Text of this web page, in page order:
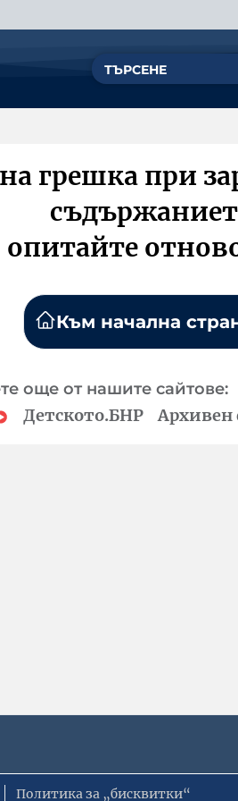
грешка при
Към начална
още от нашите сайтове:
Детското.БНР Архивен
Политика за „бисквитки“